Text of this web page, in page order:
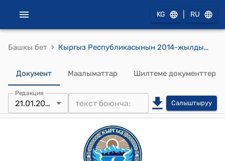
KG RU
Башкы бет › Кыргыз Республикасынын 2014-жылдын 21-январындагы № 14 "Автордук жана чектеш укуктар жөнүндө" Кыргыз Республикасынын Мыйзамына өзгөртүүлөрдү жана толуктоолорду киргизүү тууралуу" Мыйзамы
Документ Маалыматтар Шилтеме документтер
Редакция
21.01.2014 Салыштыруу